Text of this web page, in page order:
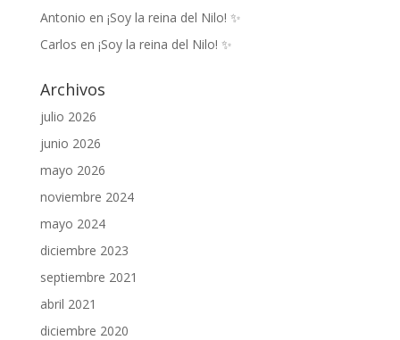
Antonio en ¡Soy la reina del Nilo! ✨
Carlos en ¡Soy la reina del Nilo! ✨
Archivos
julio 2026
junio 2026
mayo 2026
noviembre 2024
mayo 2024
diciembre 2023
septiembre 2021
abril 2021
diciembre 2020